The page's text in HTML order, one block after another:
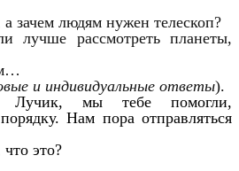
а зачем людям нужен телескоп?
лучше рассмотреть планеты,
и индивидуальные ответы).
Лучик, мы тебе помогли,
Нам пора отправляться
что это?